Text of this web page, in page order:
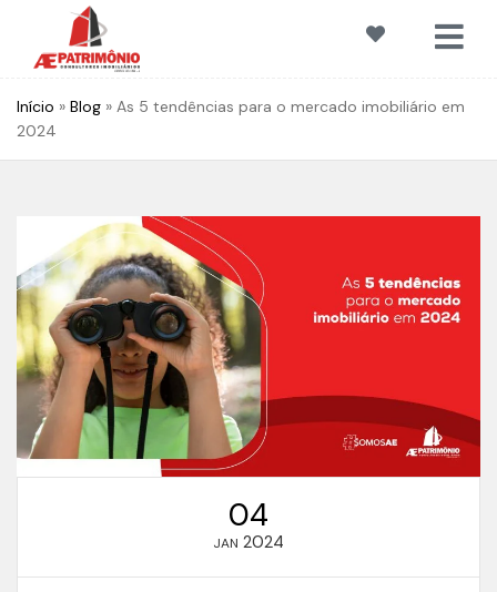
Início » Blog » As 5 tendências para o mercado imobiliário em
2024
04
JAN 2024